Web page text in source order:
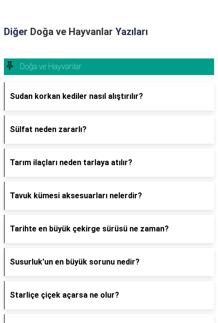
Diğer Doğa ve Hayvanlar Yazıları
Doğa ve Hayvanlar
Sudan korkan kediler nasıl alıştırılır?
Sülfat neden zararlı?
Tarım ilaçları neden tarlaya atılır?
Tavuk kümesi aksesuarları nelerdir?
Tarihte en büyük çekirge sürüsü ne zaman?
Susurluk'un en büyük sorunu nedir?
Starliçe çiçek açarsa ne olur?